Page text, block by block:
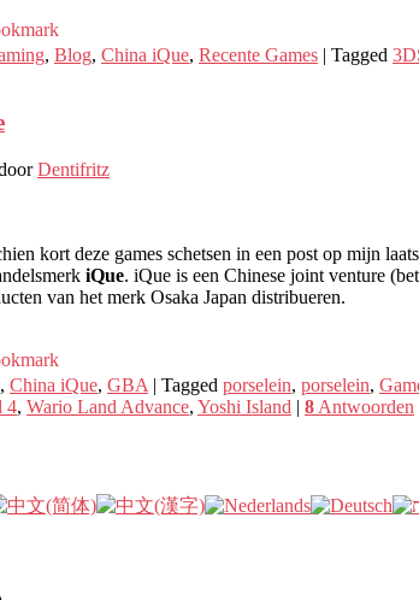
, Blog, China iQue, Recente Games | Tagged
Dentifritz
kort deze games schetsen in een post op mijn
iQue. iQue is een Chinese joint venture
van het merk Osaka Japan distribueren.
, China iQue, GBA | Tagged porselein, porselein,
4, Wario Land Advance, Yoshi Island | 8 Antwoorden